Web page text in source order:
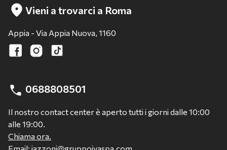
Vieni a trovarci a Roma
Appia - Via Appia Nuova, 1160
0688808501
Il nostro contact center è aperto tutti i giorni dalle 10:00
alle 19:00.
Chiama ora.
Email: jazzoni@gruppoivaspa.com